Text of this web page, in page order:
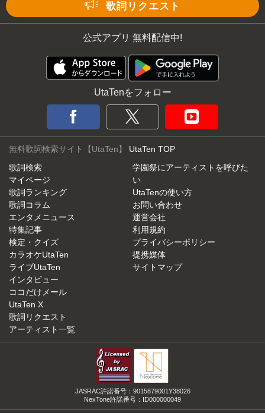
歌詞リクエスト
公式アプリ 無料配信中!
UtaTenをフォロー
無料歌詞検索サイト【UtaTen】 UtaTen TOP
歌詞検索
マイページ
歌詞ランキング
歌詞コラム
エンタメニュース
特集記事
検定・クイズ
カラオケUtaTen
ライブUtaTen
インタビュー
ココだけメール
UtaTen X
歌詞リクエスト
アーティスト一覧
学園祭にアーティストを呼びた
い
UtaTenの使い方
お問い合わせ
運営会社
利用規約
プライバシーポリシー
提携媒体
サイトマップ
JASRAC許諾番号：9015879001Y38026
NexTone許諾番号：ID000000049